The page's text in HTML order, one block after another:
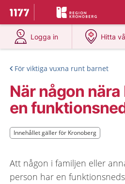
Till startsidan för 1177
Du har valt region
Logga in
på 1177.se
Hitta
på
För viktiga vuxna runt barnet
När någon
en
Innehållet gäller för Kronoberg
Innehållet gäller för Kronoberg
Att någon i familjen eller
person har en